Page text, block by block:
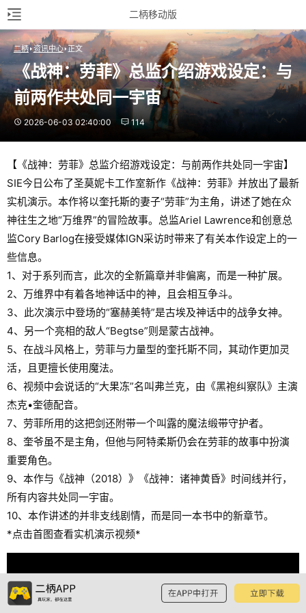
二柄移动版
二柄 资讯中心 正文
《战神：劳菲》总监介绍游戏设定：与
前两作共处同一宇宙
2026-06-03 02:40:00 114
【《战神：劳菲》总监介绍游戏设定：与前两作共处同一宇宙】
SIE今日公布了圣莫妮卡工作室新作《战神：劳菲》并放出了最新
实机演示。本作将以奎托斯的妻子“劳菲”为主角，讲述了她在众
神往生之地“万维界”的冒险故事。总监Ariel Lawrence和创意总
监Cory Barlog在接受媒体IGN采访时带来了有关本作设定上的一
些信息。
1、对于系列而言，此次的全新篇章并非偏离，而是一种扩展。
2、万维界中有着各地神话中的神，且会相互争斗。
3、此次演示中登场的“塞赫美特”是古埃及神话中的战争女神。
4、另一个亮相的敌人“Begtse”则是蒙古战神。
5、在战斗风格上，劳菲与力量型的奎托斯不同，其动作更加灵
活，且更擅长使用魔法。
6、视频中会说话的“大果冻”名叫弗兰克，由《黑袍纠察队》主演
杰克•奎德配音。
7、劳菲所用的这把剑还附带一个叫露的魔法缎带守护者。
8、奎爷虽不是主角，但他与阿特柔斯仍会在劳菲的故事中扮演
重要角色。
9、本作与《战神（2018）》《战神：诸神黄昏》时间线并行，
所有内容共处同一宇宙。
10、本作讲述的并非支线剧情，而是同一本书中的新章节。
*点击首图查看实机演示视频*